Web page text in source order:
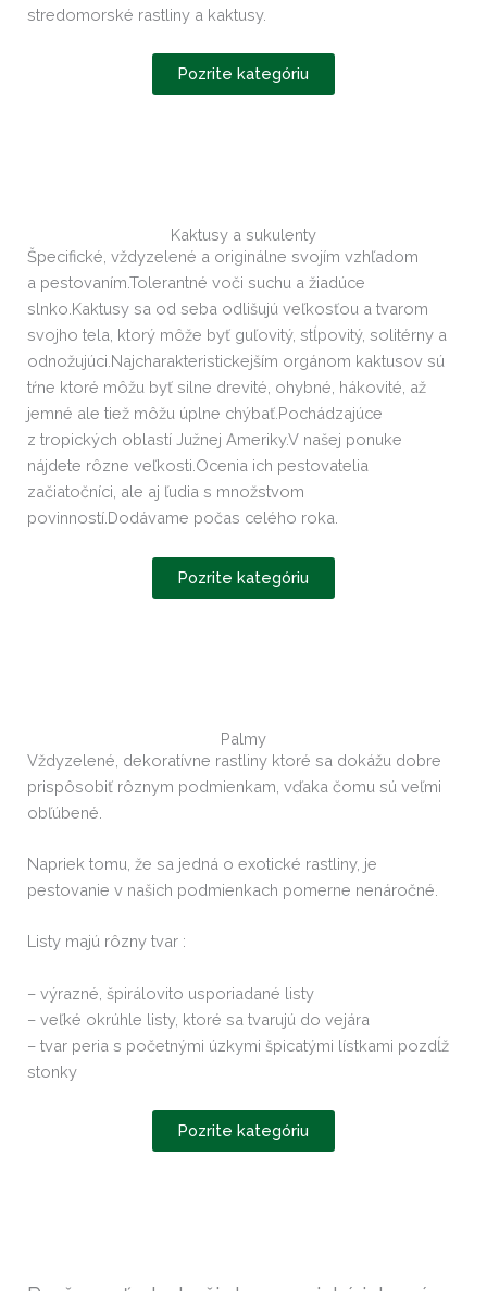
stredomorské rastliny a kaktusy.
Pozrite kategóriu
Kaktusy a sukulenty
Špecifické, vždyzelené a originálne svojím vzhľadom
a pestovaním.Tolerantné voči suchu a žiadúce
slnko.Kaktusy sa od seba odlišujú veľkosťou a tvarom
svojho tela, ktorý môže byť guľovitý, stĺpovitý, solitérny a
odnožujúci.Najcharakteristickejším orgánom kaktusov sú
tŕne ktoré môžu byť silne drevité, ohybné, hákovité, až
jemné ale tiež môžu úplne chýbať.Pochádzajúce
z tropických oblastí Južnej Ameriky.V našej ponuke
nájdete rôzne veľkosti.Ocenia ich pestovatelia
začiatočníci, ale aj ľudia s množstvom
povinností.Dodávame počas celého roka.
Pozrite kategóriu
Palmy
Vždyzelené, dekoratívne rastliny ktoré sa dokážu dobre
prispôsobiť rôznym podmienkam, vďaka čomu sú veľmi
obľúbené.
Napriek tomu, že sa jedná o exotické rastliny, je
pestovanie v našich podmienkach pomerne nenáročné.
Listy majú rôzny tvar :
– výrazné, špirálovito usporiadané listy
– veľké okrúhle listy, ktoré sa tvarujú do vejára
– tvar peria s početnými úzkymi špicatými lístkami pozdĺž
stonky
Pozrite kategóriu